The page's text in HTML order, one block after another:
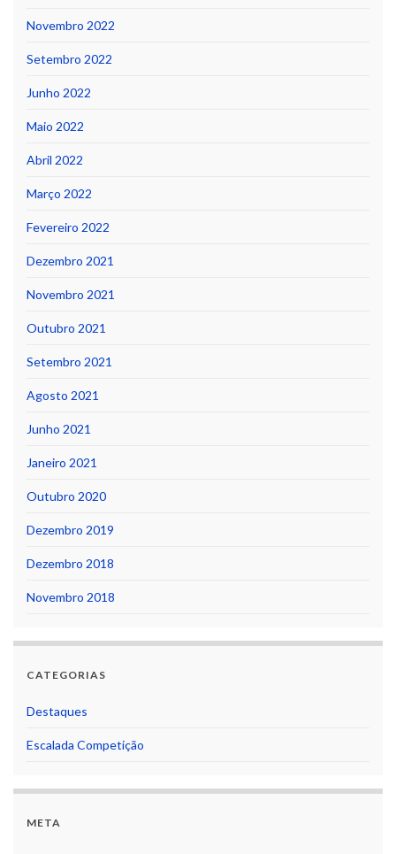
Novembro 2022
Setembro 2022
Junho 2022
Maio 2022
Abril 2022
Março 2022
Fevereiro 2022
Dezembro 2021
Novembro 2021
Outubro 2021
Setembro 2021
Agosto 2021
Junho 2021
Janeiro 2021
Outubro 2020
Dezembro 2019
Dezembro 2018
Novembro 2018
CATEGORIAS
Destaques
Escalada Competição
META